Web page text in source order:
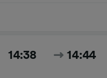
14:38 14:44